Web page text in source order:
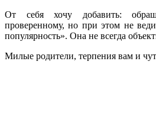
От себя хочу добавить:
проверенному, но при этом не
популярность». Она не всегда
Милые родители, терпения вам и